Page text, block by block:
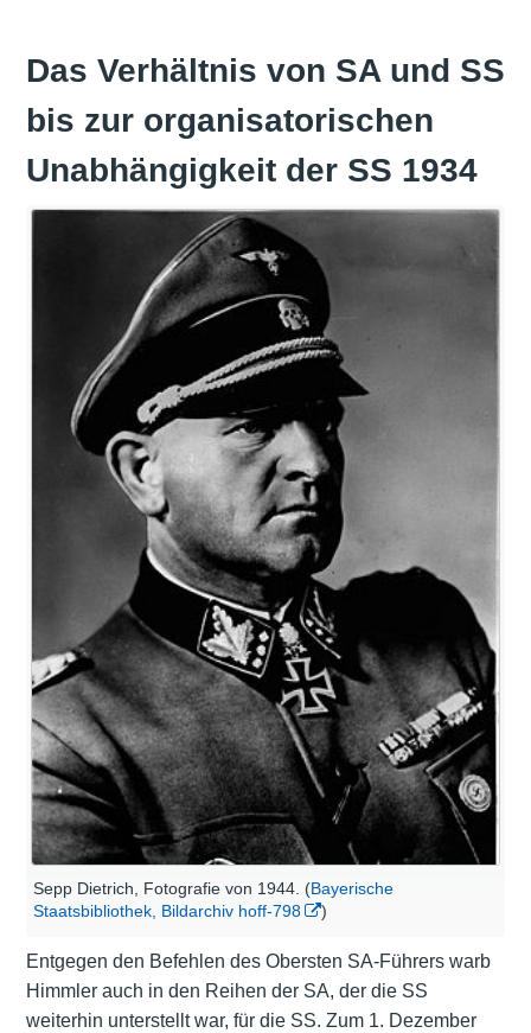
Das Verhältnis von SA und SS
bis zur organisatorischen
Unabhängigkeit der SS 1934
Sepp Dietrich, Fotografie von 1944. (Bayerische
Staatsbibliothek, Bildarchiv hoff-798
)
Entgegen den Befehlen des Obersten SA-Führers warb
Himmler auch in den Reihen der SA, der die SS
weiterhin unterstellt war, für die SS. Zum 1. Dezember